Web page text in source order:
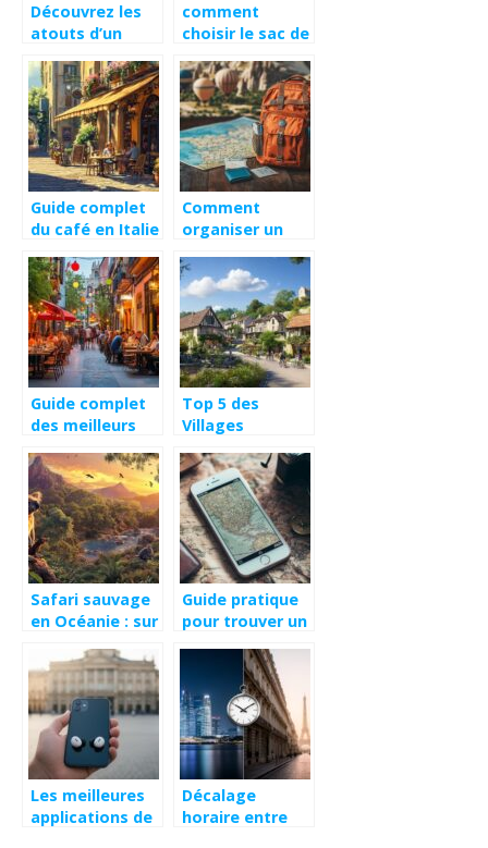
Découvrez les
atouts d’un
Belgodère en
Balagne
comment
choisir le sac de
pour vos
déplacements
en avion
Guide complet
du café en Italie
l’espresso, du
macchiato et du
cappuccino
Comment
organiser un
pas cher :
astuces pour
trouver les
meilleures
offres de vols
low-cost
Guide complet
des meilleurs
Madrid dans le
prestigieux
quartier de
Salamanca
Top 5 des
Villages
Azureva en
France : Lequel
Choisir pour un
Séjour
Inoubliable en
2026 ?
Safari sauvage
en Océanie : sur
oiseaux
migrateurs
d’Australasie
Guide pratique
pour trouver un
coordonnées
GPS sur iPhone :
astuces simples
et efficaces à
portée de main
Les meilleures
applications de
Décalage
horaire entre